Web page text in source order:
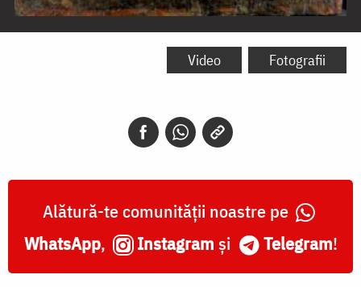
Adormirea
Video Fotografii
Alătură-te comunității noastre pe
WhatsApp, Instagram și Telegram!